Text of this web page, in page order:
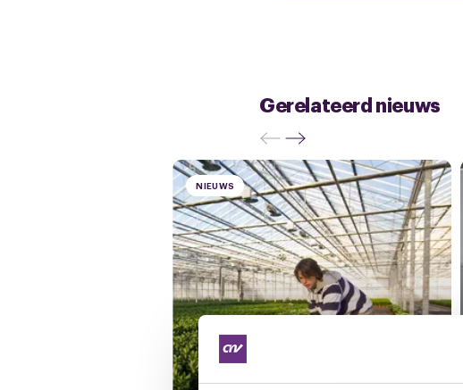
Gerelateerd nieuws
NIEUWS